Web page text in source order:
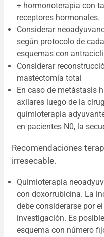
+ hormonoterapia con
receptores hormonales.
Considerar
según protocolo de
esquemas con
Considerar
mastectomía total
En caso de metástasis
axilares luego de la
quimioterapia
en pacientes N0, la
Recomendaciones
irresecable.
Quimioterapia
con doxorrubicina. La
debe considerarse por
investigación. Es
esquema con número